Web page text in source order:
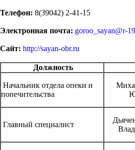
Телефон: 8(39042) 2-41-15
Электронная почта: goroo_sayan@r-
Сайт: http://sayan-obr.ru
Должность
Начальник отдела опеки и
попечительства
Главный специалист